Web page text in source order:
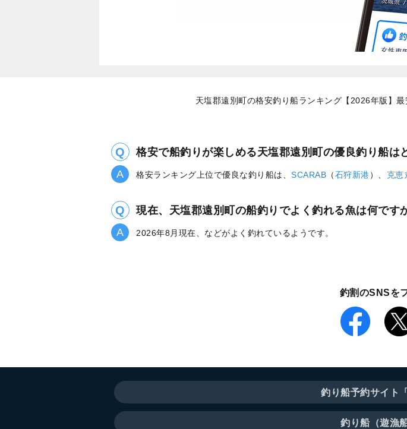
天塩郡遠別町の格安釣り船ランキング【2026年版】
格安で船釣りが楽しめる天塩郡遠別町の優良釣り船は
格安ランキング上位で優良な釣り船は、 SCARAB （石狩新港）、 克恵
現在、天塩郡遠別町の船釣りでよく釣れる魚は何です
2026年8月現在、などがよく釣れているようです。
釣割のSNSを
釣り船予約サイト
釣り船（遊漁